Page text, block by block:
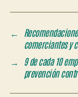
←
comerciantes y
→ 9 de cada 10
prevención